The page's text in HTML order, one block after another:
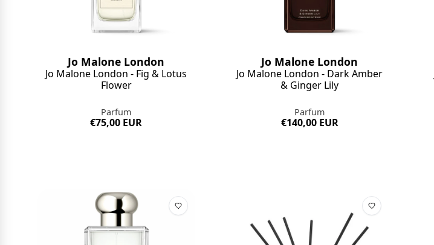
Jo Malone London
Jo Malone London - Fig & Lotus
Flower
Parfum
€75,00 EUR
Jo Malone London
Jo Malone London - Dark Amber
& Ginger Lily
Parfum
€140,00 EUR